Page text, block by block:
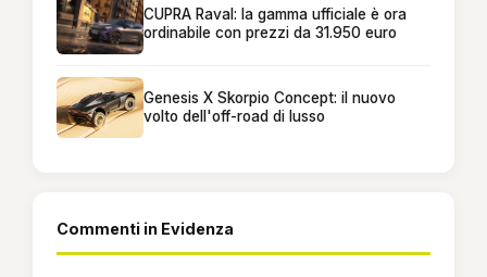
CUPRA Raval: la gamma ufficiale è ora
ordinabile con prezzi da 31.950 euro
Genesis X Skorpio Concept: il nuovo
volto dell'off-road di lusso
Commenti in Evidenza